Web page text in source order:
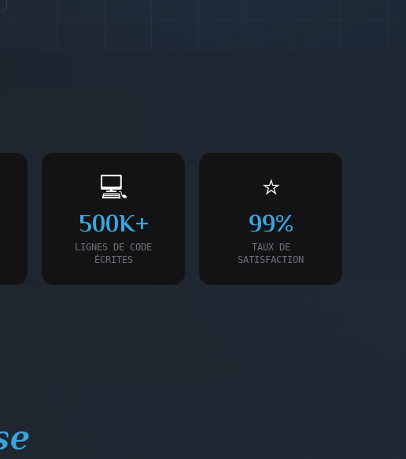
💻
500K+
LIGNES DE CODE
ÉCRITES
⭐
99%
TAUX DE
SATISFACTION